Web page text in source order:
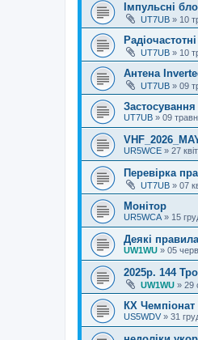
Імпульсні
UT7UB » 10
UT7UB » 10
Антена
UT7UB » 09
Застосування
UT7UB » 09
UR5WCE » 27
Перевірка
UT7UB » 07
Монітор
UR5WCA » 15
Деякі
UW1WU » 05
2025р. 144
UW1WU » 29
КХ Чемпіонат
US5WDV » 31